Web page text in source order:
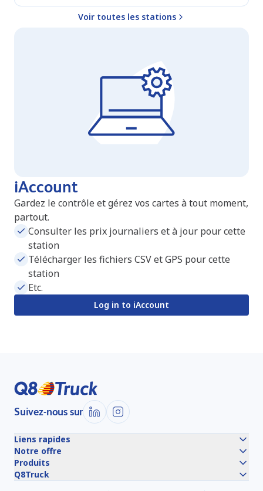
Voir toutes les stations
iAccount
Gardez le contrôle et gérez vos cartes à tout moment,
partout.
Consulter les prix journaliers et à jour pour cette
station
Télécharger les fichiers CSV et GPS pour cette
station
Etc.
Log in to iAccount
Suivez-nous sur
Liens rapides
Notre offre
Produits
Q8Truck